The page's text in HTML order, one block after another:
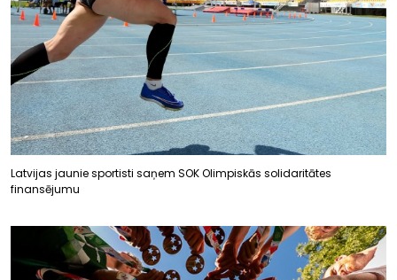
Latvijas jaunie sportisti saņem SOK Olimpiskās solidaritātes
finansējumu